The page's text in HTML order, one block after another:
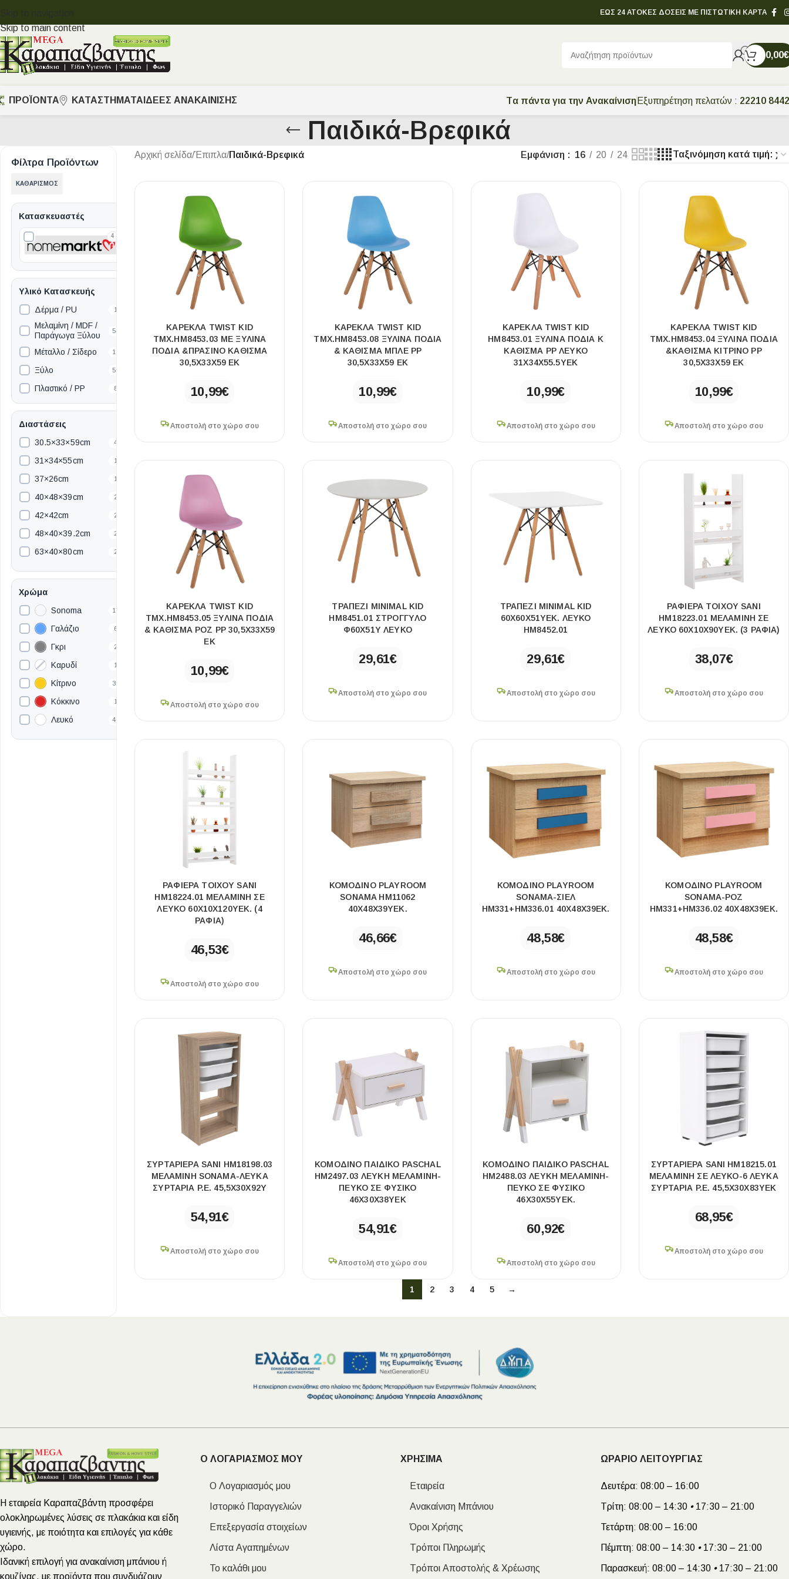
Skip to navigation
Skip to main content
ΕΩΣ 24 ΑΤΟΚΕΣ ΔΟΣΕΙΣ ΜΕ ΠΙΣΤΩΤΙΚΗ ΚΑΡΤΑ
0,00€
ΠΡΟΪΟΝΤΑ
ΕΙΔΟΣ ΠΛΑΚΙΔΙΩΝ
Κουζίνας
Εσωτερικού Χώρου
Εξωτερικού Χώρου
Ντεκόρ - Μπάνιου
Ξύλο Υπολογισμός Αποστατών -Κλίπς
ΠΛΑΚΑΚΙ NIGHT LUX MATT 60X120 ΠΡΩΤΗ
Μοντέρνο μαύρο ματ, μαρμάρινο εφέ, ρεκτιφιέ πλακίδιο πορσελάνης
ΚΑΤΑΣΤΗΜΑΤΑ ΙΔΈΕΣ ΑΝΑΚΑΊΝΙΣΗΣ Tα πάντα για την Ανακαίνιση Εξυπηρέτηση πελατών : 22210
Παιδικά-Βρεφικά
Φίλτρα Προϊόντων
ΚΑΘΑΡΙΣΜΌΣ
Κατασκευαστές
4
Χρώμα
Sonoma
17
Γαλάζιο 6
Γκρι 2
Καρυδί 1
Κίτρινο 35
Κόκκινο 1
Λευκό 46
Μαύρο 41
Διαστάσεις
30.5×33×59cm
4
31×34×55cm 1
37×26cm 1
40×48×39cm 2
42×42cm 2
48×40×39.2cm 2
63×40×80cm 2
69.5×45.5×18cm 1
80×50×180cm
86.5×40cm
88×88×52cm
90×190cm
90×200cm
98×22.5×48cm
109×55×87cm
Υλικό Κατασκευής
Δέρμα / PU
1
Μελαμίνη / MDF /
Παράγωγα Ξύλου
54
Μέταλλο / Σίδερο 10
Ξύλο 53
Πλαστικό / PP 8
Αρχική σελίδα/Έπιπλα/Παιδικά-Βρεφικά Εμφάνιση 16 20 24
ΚΑΡΕΚΛΑ TWIST KID
ΤΜΧ.HM8453.03 ΜΕ ΞΥΛΙΝΑ
ΠΟΔΙΑ &ΠΡΑΣΙΝΟ ΚΑΘΙΣΜΑ
30,5Χ33Χ59 ΕΚ
10,99€
Αποστολή στο χώρο σου
ΚΑΡΕΚΛΑ TWIST KID
ΤΜΧ.HM8453.08 ΞΥΛΙΝΑ ΠΟΔΙΑ
& ΚΑΘΙΣΜΑ ΜΠΛΕ PP
30,5Χ33Χ59 ΕΚ
10,99€
Αποστολή στο χώρο σου
ΚΑΡΕΚΛΑ TWIST KID
HM8453.01 ΞΥΛΙΝΑ ΠΟΔΙΑ Κ
ΚΑΘΙΣΜΑ PP ΛΕΥΚΟ
31X34X55.5ΥΕΚ
10,99€
Αποστολή στο χώρο σου
ΚΑΡΕΚΛΑ TWIST KID
ΤΜΧ.HM8453.04 ΞΥΛΙΝΑ ΠΟΔΙΑ
&ΚΑΘΙΣΜΑ ΚΙΤΡΙΝΟ PP
30,5Χ33Χ59 ΕΚ
10,99€
Αποστολή στο χώρο σου
ΚΑΡΕΚΛΑ TWIST KID
ΤΜΧ.HM8453.05 ΞΥΛΙΝΑ ΠΟΔΙΑ
& ΚΑΘΙΣΜΑ ΡΟΖ PP 30,5Χ33Χ59
ΕΚ
10,99€
Αποστολή στο χώρο σου
ΤΡΑΠΕΖΙ MINIMAL KID
HM8451.01 ΣΤΡΟΓΓYΛΟ
Φ60X51Υ ΛΕΥΚΟ
29,61€
Αποστολή στο χώρο σου
ΤΡΑΠΕΖΙ MINIMAL KID
60X60X51YΕΚ. ΛΕΥΚΟ
HM8452.01
29,61€
Αποστολή στο χώρο σου
ΡΑΦΙΕΡΑ ΤΟΙΧΟΥ SANI
HM18223.01 ΜΕΛΑΜΙΝΗ ΣΕ
ΛΕΥΚΟ 60X10X90ΥΕΚ. (3 ΡΑΦΙΑ)
38,07€
Αποστολή στο χώρο σου
ΡΑΦΙΕΡΑ ΤΟΙΧΟΥ SANI
HM18224.01 ΜΕΛΑΜΙΝΗ ΣΕ
ΛΕΥΚΟ 60X10X120ΥΕΚ. (4
ΡΑΦΙΑ)
46,53€
Αποστολή στο χώρο σου
ΚΟΜΟΔΙΝΟ PLAYROOM
SONAMA HM11062
40Χ48Χ39ΥΕΚ.
46,66€
Αποστολή στο χώρο σου
ΚΟΜΟΔΙΝΟ PLAYROOM
SONAMA-ΣΙΕΛ
HM331+HM336.01 40Χ48Χ39ΕΚ.
48,58€
Αποστολή στο χώρο σου
ΚΟΜΟΔΙΝΟ PLAYROOM
SONAMA-ΡΟΖ
HM331+HM336.02 40Χ48Χ39ΕΚ.
48,58€
Αποστολή στο χώρο σου
ΣΥΡΤΑΡΙΕΡΑ SANI HM18198.03
ΜΕΛΑΜΙΝΗ SONAMA-ΛΕΥΚΑ
ΣΥΡΤΑΡΙΑ P.E. 45,5X30X92Υ
54,91€
Αποστολή στο χώρο σου
ΚΟΜΟΔΙΝΟ ΠΑΙΔΙΚΟ PASCHAL
HM2497.03 ΛΕΥΚΗ ΜΕΛΑΜΙΝΗ-
ΠΕΥΚΟ ΣΕ ΦΥΣΙΚΟ
46X30X38ΥΕΚ
54,91€
Αποστολή στο χώρο σου
ΚΟΜΟΔΙΝΟ ΠΑΙΔΙΚΟ PASCHAL
HM2488.03 ΛΕΥΚΗ ΜΕΛΑΜΙΝΗ-
ΠΕΥΚΟ ΣΕ ΦΥΣΙΚΟ
46X30X55ΥΕΚ.
60,92€
Αποστολή στο χώρο σου
ΣΥΡΤΑΡΙΕΡΑ SANI HM18215.01
ΜΕΛΑΜΙΝΗ ΣΕ ΛΕΥΚΟ-6 ΛΕΥΚΑ
ΣΥΡΤΑΡΙΑ P.E. 45,5X30X83ΥΕΚ
68,95€
Αποστολή στο χώρο σου
1 2 3 4 5 →
Η εταιρεία Καραπαζβάντη προσφέρει
ολοκληρωμένες λύσεις σε πλακάκια και είδη
υγιεινής, με ποιότητα και επιλογές για κάθε
χώρο.
Ιδανική επιλογή για ανακαίνιση μπάνιου ή
κουζίνας, με προϊόντα που συνδυάζουν
Ο ΛΟΓΑΡΙΑΣΜΟΣ ΜΟΥ
Ο Λογαριασμός μου
Ιστορικό Παραγγελιών
Επεξεργασία στοιχείων
Λίστα Αγαπημένων
Το καλάθι μου
ΧΡΗΣΙΜΑ
Εταιρεία
Ανακαίνιση Μπάνιου
Όροι Χρήσης
Τρόποι Πληρωμής
Τρόποι Αποστολής & Χρέωσης
ΩΡΑΡΙΟ ΛΕΙΤΟΥΡΓΙΑΣ
Δευτέρα: 08:00 – 16:00
Τρίτη: 08:00 – 14:30 •17:30 – 21:00
Τετάρτη: 08:00 – 16:00
Πέμπτη: 08:00 – 14:30 •17:30 – 21:00
Παρασκευή: 08:00 – 14:30 •17:30 – 21:00